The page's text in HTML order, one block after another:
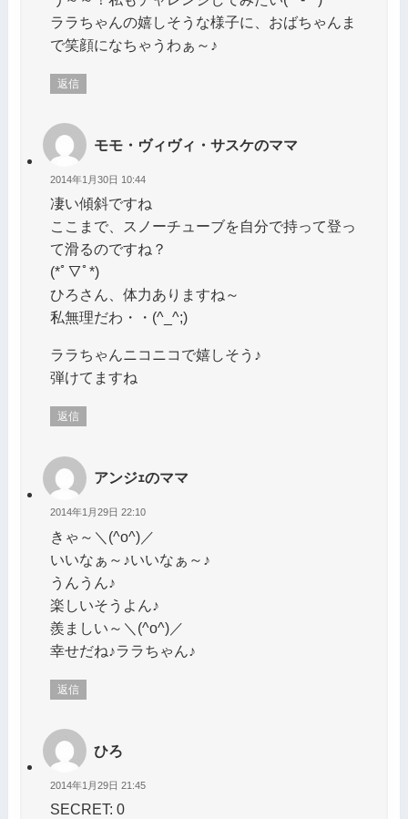
ララちゃんの嬉しそうな様子に、おばちゃんま
で笑顔になちゃうわぁ～♪
返信
モモ・ヴィヴィ・サスケのママ
2014年1月30日 10:44
凄い傾斜ですね
ここまで、スノーチューブを自分で持って登っ
て滑るのですね？
(*ﾟ▽ﾟ*)
ひろさん、体力ありますね～
私無理だわ・・(^_^;)
ララちゃんニコニコで嬉しそう♪
弾けてますね
返信
アンジｪのママ
2014年1月29日 22:10
きゃ～＼(^o^)／
いいなぁ～♪いいなぁ～♪
うんうん♪
楽しいそうよん♪
羨ましい～＼(^o^)／
幸せだね♪ララちゃん♪
返信
ひろ
2014年1月29日 21:45
SECRET: 0